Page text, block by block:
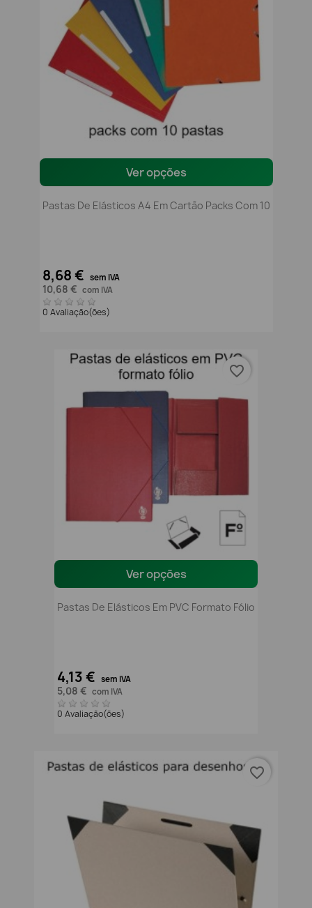
Ver opções
Pastas De Elásticos A4 Em Cartão Packs Com 10
8,68 € sem IVA
10,68 € com IVA
0 Avaliação(ões)
Ver opções
Pastas De Elásticos Em PVC Formato Fólio
4,13 € sem IVA
5,08 € com IVA
0 Avaliação(ões)
favorite_border
favorite_border